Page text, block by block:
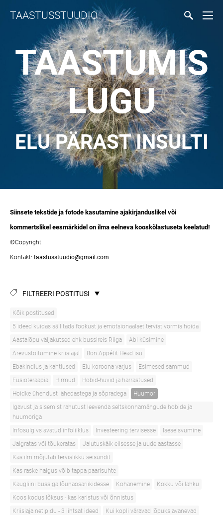
TAASTUSSTUUDIO
TAASTUMIS
LUGU
ELU PÄRAST INSULTI
Siinsete tekstide ja fotode kasutamine ajakirjanduslikel või
kommertslikel eesmärkidel on ilma eelneva kooskõlastuseta keelatud!
©Copyright
Kontakt: taastusstuudio@gmail.com
FILTREERI POSTITUSI
Kõik postitused
5 ideed kuidas säilitada fookust ja emotsionaalset tervist vormis hoida
Aastalõpu väljakutsed ehk bussireis Riiga
Abi küsimine
Ärevustoitumine kriisiajal
Bon Appétit Head isu
Ebakindlus ja kahtlused
Elu koroona varjus
Esimesed sammud
Füsioteraapia
Hirmud
Hobid-huvid ja harrastused
Hoidke ühendust lähedastega ja sõpradega
Huumor
Igavust ja sisemist rahutust leevenda seltskonnamängude hobide ja
huumoriga
Infosulg vs avatud infoliiklus
Investeering tervisesse
Iseseisvumine
Jalgratas või tõukeratas
Jalutuskäik eilsesse ja uude aastasse
Kas ilm mõjutab tervislikku seisundit
Kas raske haigus võib tappa paarisuhte
Kaugliini bussiga lõunaosariikidesse
Kohanemine
Kokku või lahku
Koos kodus lõksus - kas karistus või õnnistus
Kriisiaja netipidu - 3 lihtsat ideed
Kui kopli väravad lõpuks avanevad